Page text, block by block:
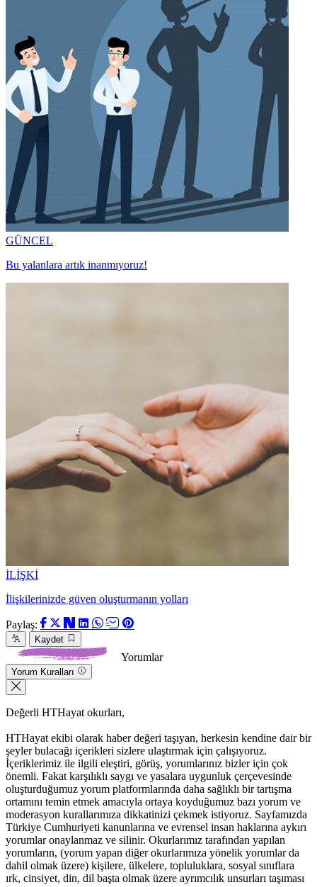
GÜNCEL
Bu yalanlara artık inanmıyoruz!
İLİŞKİ
İlişkilerinizde güven oluşturmanın yolları
Paylaş:
Kaydet
Yorumlar
Yorum Kuralları
Değerli HTHayat okurları,
HTHayat ekibi olarak haber değeri taşıyan, herkesin kendine dair bir
şeyler bulacağı içerikleri sizlere ulaştırmak için çalışıyoruz.
İçeriklerimiz ile ilgili eleştiri, görüş, yorumlarınız bizler için çok
önemli. Fakat karşılıklı saygı ve yasalara uygunluk çerçevesinde
oluşturduğumuz yorum platformlarında daha sağlıklı bir tartışma
ortamını temin etmek amacıyla ortaya koyduğumuz bazı yorum ve
moderasyon kurallarımıza dikkatinizi çekmek istiyoruz. Sayfamızda
Türkiye Cumhuriyeti kanunlarına ve evrensel insan haklarına aykırı
yorumlar onaylanmaz ve silinir. Okurlarımız tarafından yapılan
yorumların, (yorum yapan diğer okurlarımıza yönelik yorumlar da
dahil olmak üzere) kişilere, ülkelere, topluluklara, sosyal sınıflara
ırk, cinsiyet, din, dil başta olmak üzere ayrımcılık unsurları taşıması